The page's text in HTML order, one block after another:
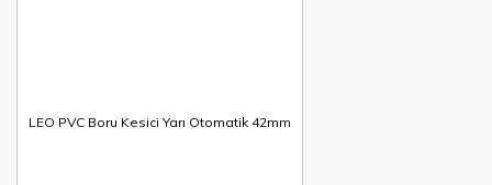
LEO PVC Boru Kesici Yarı Otomatik 42mm